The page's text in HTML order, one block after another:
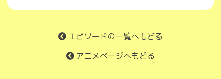
エピソードの一覧へもどる
アニメページへもどる